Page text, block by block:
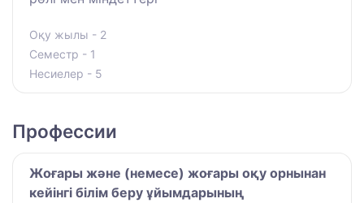
Оқу жылы - 2
Семестр - 1
Несиелер - 5
Профессии
Жоғары және (немесе) жоғары оқу орнынан
кейінгі білім беру ұйымдарының